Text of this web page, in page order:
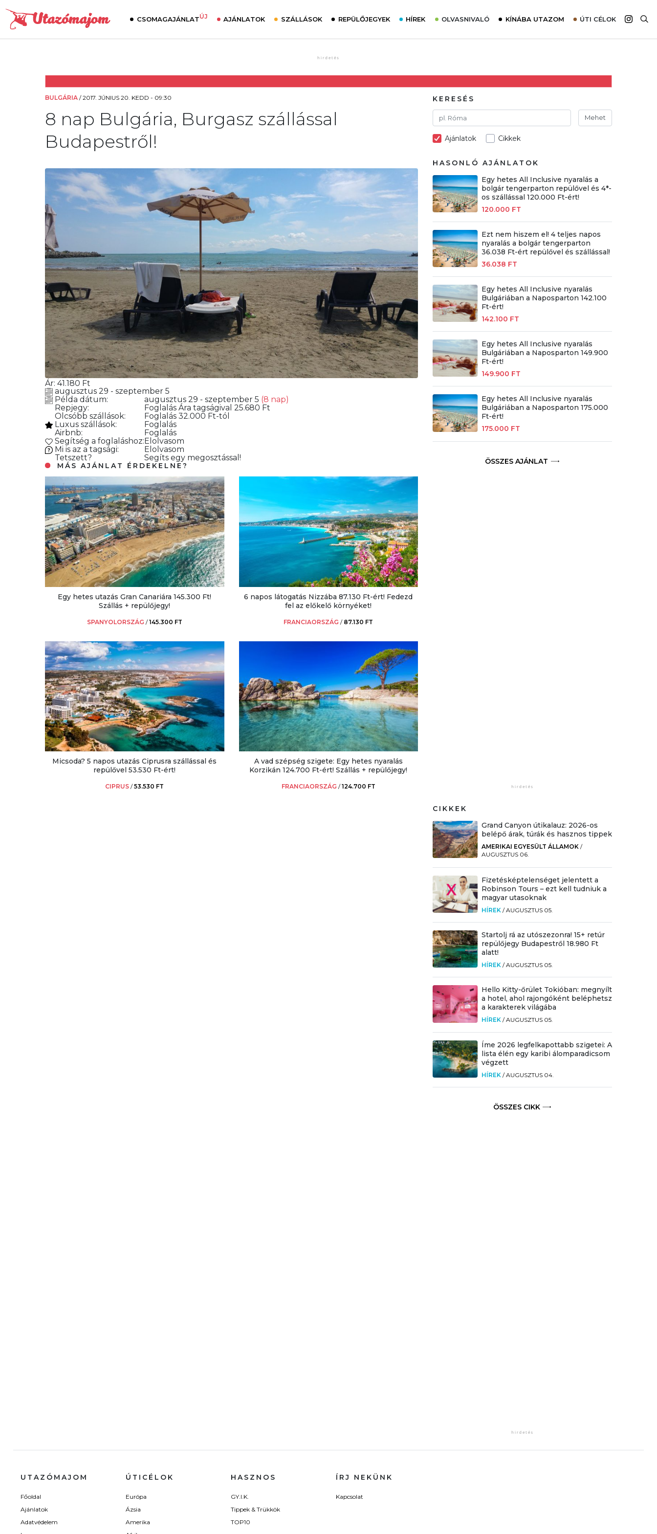
CSOMAGAJÁNLATÚJ AJÁNLATOK SZÁLLÁSOK REPÜLŐJEGYEK HÍREK OLVASNIVALÓ
Utazómajom – CitySIM kártya a világutazóknak
Élménybeszámolók
Szállodalátogatás
Sajtómegjelenések
KÍNÁBA UTAZOM ÚTI CÉLOK
Afrika
BULGÁRIA /2017. JÚNIUS 20. KEDD - 09:30
8 nap Bulgária, Burgasz szállással
Budapestről!
Ár: 41.180 Ft
augusztus 29 - szeptember 5
Példa dátum:
augusztus 29 - szeptember 5 (8 nap)
Repjegy:
Foglalás Ára tagságival 25.680 Ft
Olcsóbb szállások:
Foglalás 32.000 Ft-tól
Luxus szállások:
Foglalás
Airbnb:
Foglalás
Segítség a foglaláshoz: Elolvasom
Mi is az a tagsági:
Elolvasom
Tetszett?
Segíts egy megosztással!
MÁS AJÁNLAT ÉRDEKELNE?
Egy hetes utazás Gran Canariára 145.300 Ft!
Szállás + repülőjegy!
SPANYOLORSZÁG /145.300 FT
6 napos látogatás Nizzába 87.130 Ft-ért! Fedezd
fel az előkelő környéket!
FRANCIAORSZÁG / 87.130 FT
Micsoda? 5 napos utazás Ciprusra szállással és
repülővel 53.530 Ft-ért!
CIPRUS /53.530 FT
A vad szépség szigete: Egy hetes nyaralás
Korzikán 124.700 Ft-ért! Szállás + repülőjegy!
FRANCIAORSZÁG /124.700 FT
KERESÉS
Mehet
Ajánlatok Cikkek
HASONLÓ AJÁNLATOK
Egy hetes All Inclusive nyaralás a
bolgár tengerparton repülővel és 4*-
os szállással 120.000 Ft-ért!
120.000 FT
Ezt nem hiszem el! 4 teljes napos
nyaralás a bolgár tengerparton
36.038 Ft-ért repülővel és szállással!
36.038 FT
Egy hetes All Inclusive nyaralás
Bulgáriában a Naposparton 142.100
Ft-ért!
142.100 FT
Egy hetes All Inclusive nyaralás
Bulgáriában a Naposparton 149.900
Ft-ért!
149.900 FT
Egy hetes All Inclusive nyaralás
Bulgáriában a Naposparton 175.000
Ft-ért!
175.000 FT
ÖSSZES AJÁNLAT
CIKKEK
Grand Canyon útikalauz: 2026-os
belépő árak, túrák és hasznos tippek
AMERIKAI EGYESÜLT ÁLLAMOK /
AUGUSZTUS 06.
Fizetésképtelenséget jelentett a
Robinson Tours – ezt kell tudniuk a
magyar utasoknak
HÍREK /AUGUSZTUS 05.
Startolj rá az utószezonra! 15+ retúr
repülőjegy Budapestről 18.980 Ft
alatt!
HÍREK /AUGUSZTUS 05.
Hello Kitty-őrület Tokióban: megnyílt
a hotel, ahol rajongóként beléphetsz
a karakterek világába
HÍREK /AUGUSZTUS 05.
Íme 2026 legfelkapottabb szigetei: A
lista élén egy karibi álomparadicsom
végzett
HÍREK /AUGUSZTUS 04.
ÖSSZES CIKK
UTAZÓMAJOM
Főoldal
Ajánlatok
Adatvédelem
ÚTICÉLOK
Európa
Ázsia
Amerika
HASZNOS
GY.I.K.
Tippek & Trükkök
TOP10
ÍRJ NEKÜNK
Kapcsolat